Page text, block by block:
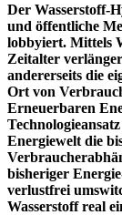
Der Wasserstoff-
und öffentliche
lobbyiert. Mittels
Zeitalter
andererseits die
Ort von
Erneuerbaren
Energiewelt die
bisheriger
verlustfrei
Wasserstoff real